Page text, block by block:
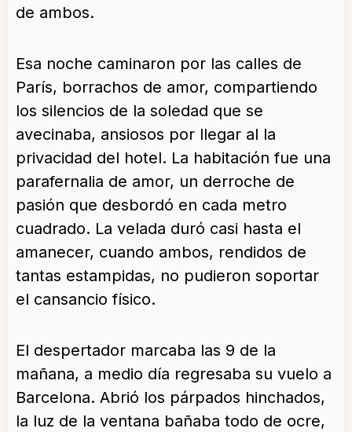
de ambos.
Esa noche caminaron por las calles de
París, borrachos de amor, compartiendo
los silencios de la soledad que se
avecinaba, ansiosos por llegar al la
privacidad del hotel. La habitación fue una
parafernalia de amor, un derroche de
pasión que desbordó en cada metro
cuadrado. La velada duró casi hasta el
amanecer, cuando ambos, rendidos de
tantas estampidas, no pudieron soportar
el cansancio físico.
El despertador marcaba las 9 de la
mañana, a medio día regresaba su vuelo a
Barcelona. Abrió los párpados hinchados,
la luz de la ventana bañaba todo de ocre,